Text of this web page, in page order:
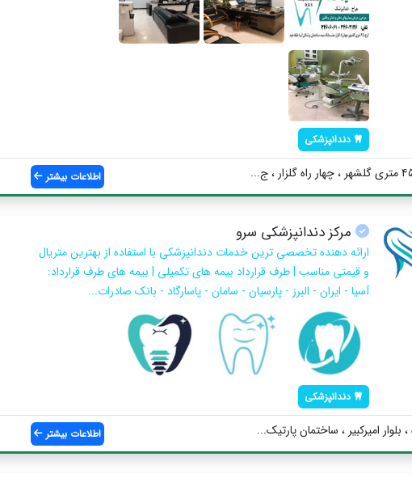
دندانپزشکی
اطلاعات بیشتر
مرکز دندانپزشکی سرو
ارائه دهنده تخصصی ترین خدمات دندانپزشکی با استفاده از بهترین متریال
و قیمتی مناسب | طرف قرارداد بیمه های تکمیلی | بیمه های طرف قرارداد:
آسیا - ایران - البرز - پارسیان - سامان - پاسارگاد - بانک صادرات...
دندانپزشکی
بلوار امیرکبیر ، ساختمان پارتیک... اطلاعات بیشتر